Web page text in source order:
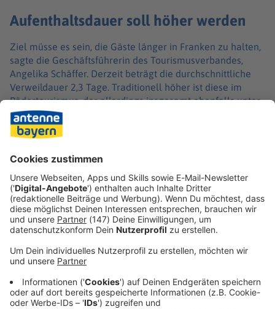
Aufenthaltsdauer soll höher werden
Ziel müsse es sein, die Gäste länger in Franken zu halten,
sagte die Geschäftsführerin des Tourismusverbandes,
Angelika Schäffer. Derzeit beträgt die durchschnittliche
Verweildauer 2,3 Tage. Traditionell höher ist diese im
Bädertourismus, der allerdings insgesamt ebenfalls unter
Druck stehe. Die Zahl der Gästeankünfte ging in den
fränkischen Kurbädern wie Bad Kissingen oder Bad
Staffelstein im vergangenen Jahr um 0,6 Prozent auf
804.190 zurück, die Zahl der Übernachtungen stieg